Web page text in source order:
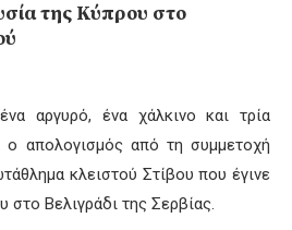
της Κύπρου στο
αργυρό, ένα χάλκινο και τρία
ο απολογισμός από τη συμμετοχή
κλειστού Στίβου που έγινε
Βελιγράδι της Σερβίας.